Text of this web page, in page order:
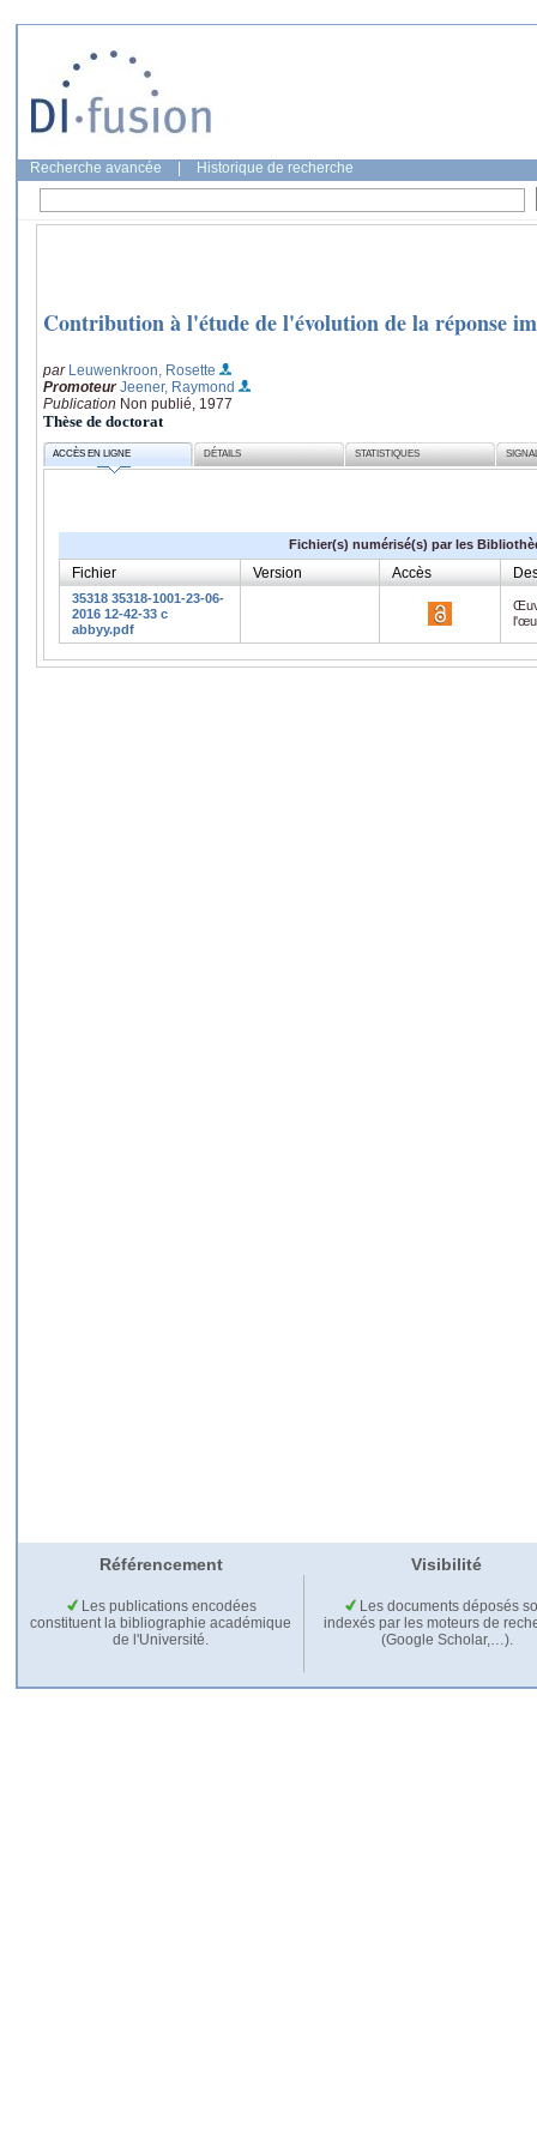
Recherche avancée Historique de recherche
Contribution à l'étude de l'évolution de la réponse
par Leuwenkroon, Rosette
Promoteur Jeener, Raymond
Publication Non publié, 1977
Thèse de doctorat
ACCÈS EN LIGNE DÉTAILS STATISTIQUES
Fichier(s) numérisé(s) par les
Fichier Version Accès
35318 35318-1001-23-06-
2016 12-42-33 c
abbyy.pdf
Référencement Visibilité
Les publications encodées
constituent la bibliographie académique
de l'Université.
Les documents déposés
indexés par les moteurs de
(Google Scholar,…).